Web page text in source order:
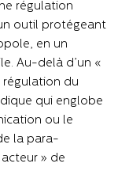
régulation
outil protégeant
en un
Au-delà d’un «
régulation du
qui englobe
ou le
la para-
» de